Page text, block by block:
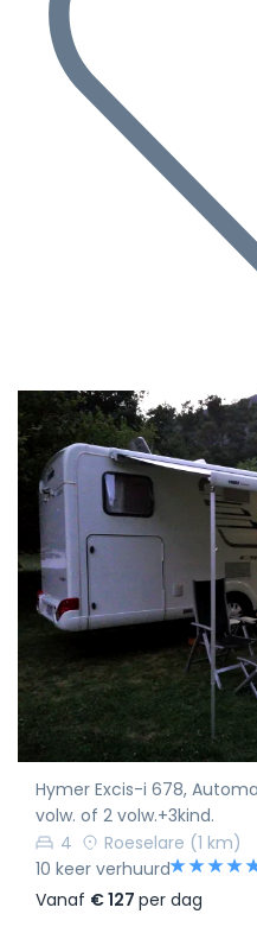
Hymer Excis-i 678,
volw. of 2 volw.+3kind.
4
Roeselare (1 km)
10 keer verhuurd
Vanaf € 127 per dag